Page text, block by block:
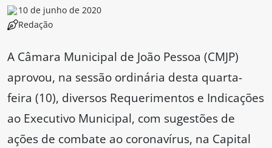
10 de junho de 2020
Redação
A Câmara Municipal de João Pessoa (CMJP)
aprovou, na sessão ordinária desta quarta-
feira (10), diversos Requerimentos e Indicações
ao Executivo Municipal, com sugestões de
ações de combate ao coronavírus, na Capital